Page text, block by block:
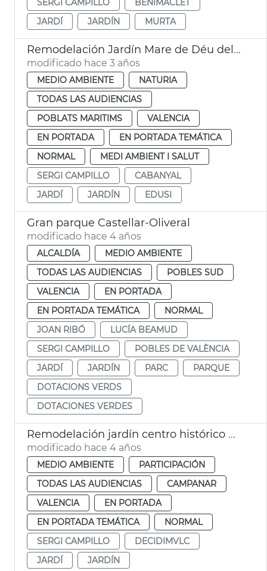
JARDÍ
JARDÍN MURTA
Remodelación Jardín Mare de Déu del Castell
modificado hace 3 años
MEDIO AMBIENTE
NATURIA
TODAS LAS AUDIENCIAS
POBLATS MARITIMS
VALENCIA
EN PORTADA
EN PORTADA TEMÁTICA
NORMAL
MEDI AMBIENT I SALUT
SERGI CAMPILLO
CABANYAL
JARDÍ
JARDÍN EDUSI
Gran parque Castellar-Oliveral
modificado hace 4 años
ALCALDÍA
MEDIO AMBIENTE
TODAS LAS AUDIENCIAS
POBLES SUD
VALENCIA
EN PORTADA
EN PORTADA TEMÁTICA
NORMAL
JOAN RIBÓ
LUCÍA BEAMUD
SERGI CAMPILLO
POBLES DE VALÈNCIA
JARDÍ
JARDÍN PARC
PARQUE
DOTACIONS VERDS
DOTACIONES VERDES
Remodelación jardín centro histórico Campanar
modificado hace 4 años
MEDIO AMBIENTE
PARTICIPACIÓN
TODAS LAS AUDIENCIAS
CAMPANAR
VALENCIA
EN PORTADA
EN PORTADA TEMÁTICA
NORMAL
SERGI CAMPILLO
DECIDIMVLC
JARDÍ
JARDÍN